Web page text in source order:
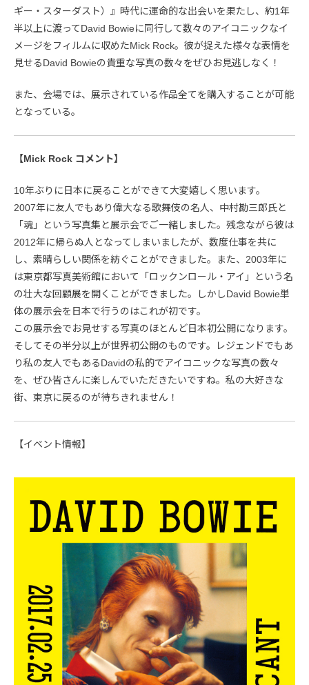
ギー・スターダスト）』時代に運命的な出会いを果たし、約1年
半以上に渡ってDavid Bowieに同行して数々のアイコニックなイ
メージをフィルムに収めたMick Rock。彼が捉えた様々な表情を
見せるDavid Bowieの貴重な写真の数々をぜひお見逃しなく！
また、会場では、展示されている作品全てを購入することが可能
となっている。
【Mick Rock コメント】
10年ぶりに日本に戻ることができて大変嬉しく思います。
2007年に友人でもあり偉大なる歌舞伎の名人、中村勘三郎氏と
「魂」という写真集と展示会でご一緒しました。残念ながら彼は
2012年に帰らぬ人となってしまいましたが、数度仕事を共に
し、素晴らしい関係を紡ぐことができました。また、2003年に
は東京都写真美術館において「ロックンロール・アイ」という名
の壮大な回顧展を開くことができました。しかしDavid Bowie単
体の展示会を日本で行うのはこれが初です。
この展示会でお見せする写真のほとんど日本初公開になります。
そしてその半分以上が世界初公開のものです。レジェンドでもあ
り私の友人でもあるDavidの私的でアイコニックな写真の数々
を、ぜひ皆さんに楽しんでいただきたいですね。私の大好きな
街、東京に戻るのが待ちきれません！
【イベント情報】